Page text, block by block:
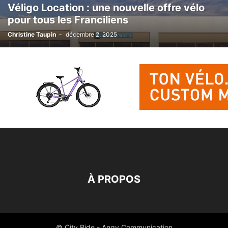
VIE QUOTIDIENNE VOYAGES
Véligo Location : une nouvelle offre vélo
pour tous les Franciliens
Christine Taupin - décembre 2, 2025
À PROPOS